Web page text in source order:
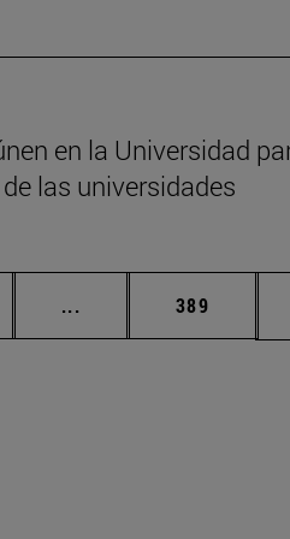
en la Universidad
las universidades
... Páginas intermedias
Página
389